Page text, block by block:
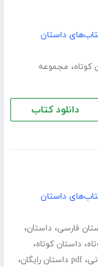
داستان
کوتاه، مجموعه
دانلود کتاب
داستان
فارسی،داستان،
،داستان کوتاه،
،pdf داستان رایگان ،